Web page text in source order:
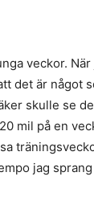
veckor.
det är något
skulle se
mil på en
jag sprang